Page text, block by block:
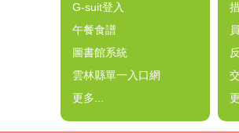
G-suit登入
午餐食譜
圖書館系統
雲林縣單一入口網
更多...